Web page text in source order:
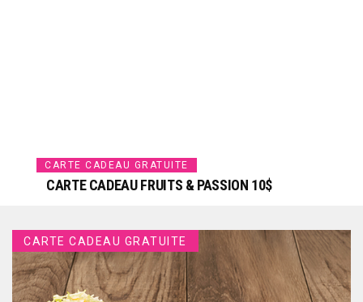
CARTE CADEAU GRATUITE
CARTE CADEAU FRUITS & PASSION 10$
CARTE CADEAU GRATUITE